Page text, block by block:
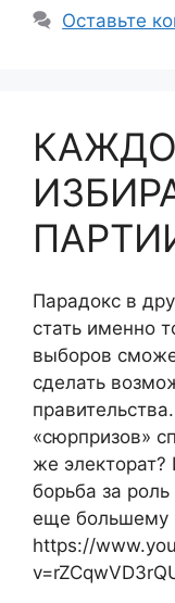
Оставьте
Парадокс в
стать именно
выборов
сделать
«сюрпризов»
же электорат?
борьба за
еще большему
https://